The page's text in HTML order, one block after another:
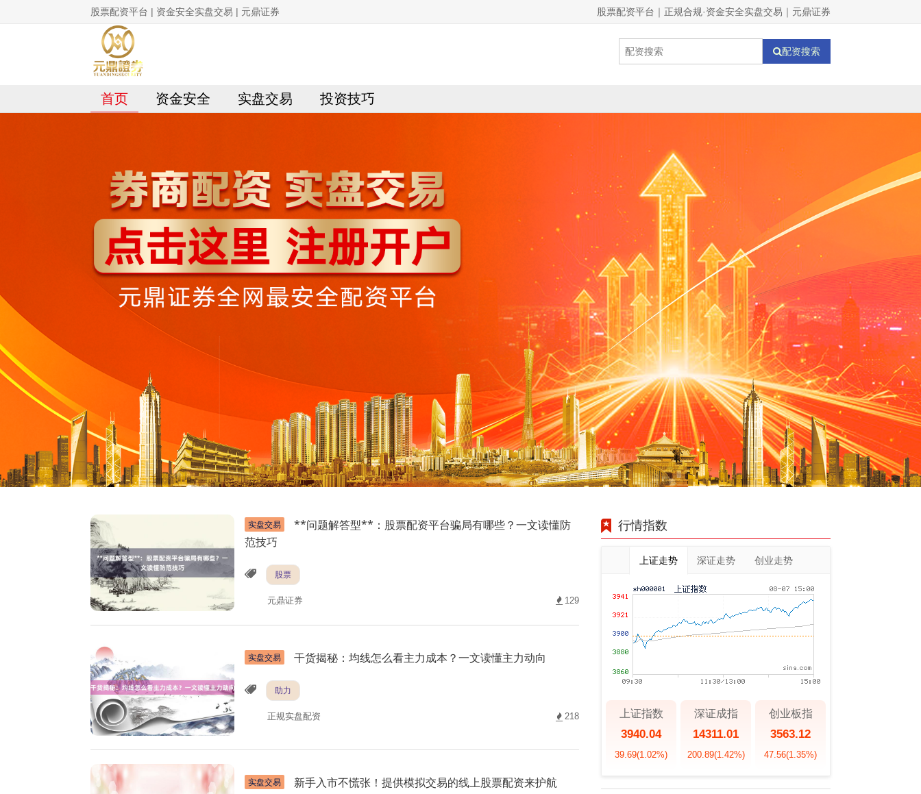
股票配资平台 | 资金安全实盘交易 | 元鼎证券 股票配资平台｜正规合规·资金安全实盘交易｜元鼎证券
配资搜索
首页 资金安全 实盘交易 投资技巧
实盘交易
**问题解答型**：股票配资平台骗局有哪些？一文读懂防
范技巧
股票
元鼎证券 129
实盘交易 干货揭秘：均线怎么看主力成本？一文读懂主力动向
助力
正规实盘配资 218
实盘交易 新手入市不慌张！提供模拟交易的线上股票配资来护航
行情指数
上证走势 深证走势 创业走势
上证指数
3940.04
39.69(1.02%)
深证成指
14311.01
200.89(1.42%)
创业板指
3563.12
47.56(1.35%)